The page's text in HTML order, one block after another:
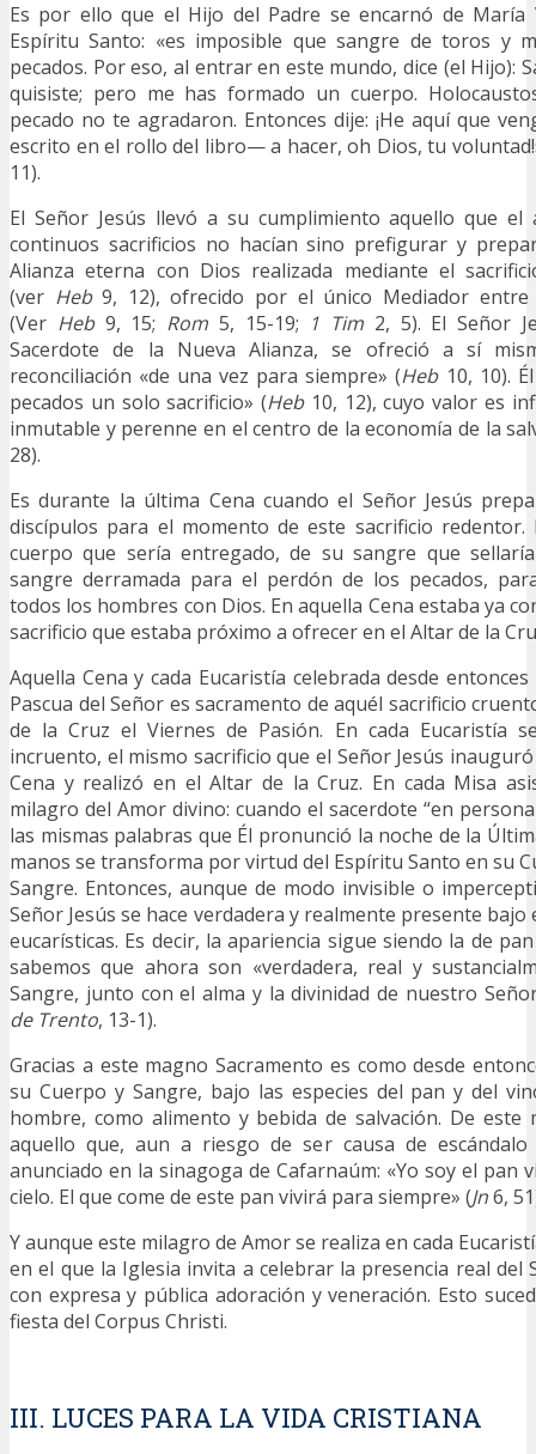
Es por ello que el Hijo del Padre se encarnó de
Espíritu Santo: «es imposible que sangre de toros y
pecados. Por eso, al entrar en este mundo, dice (el Hijo):
quisiste; pero me has formado un cuerpo.
pecado no te agradaron. Entonces dije: ¡He aquí que
escrito en el rollo del libro— a hacer, oh Dios, tu
11).
El Señor Jesús llevó a su cumplimiento aquello que el
continuos sacrificios no hacían sino prefigurar y
Alianza eterna con Dios realizada mediante el
(ver Heb9, 12), ofrecido por el único Mediador
(Ver Heb9, 15; Rom 5, 15-19; 1 Tim 2, 5). El Señor
Sacerdote de la Nueva Alianza, se ofreció a sí
reconciliación «de una vez para siempre» (Heb10, 10).
pecados un solo sacrificio» (Heb10, 12), cuyo valor es
inmutable y perenne en el centro de la economía de la
28).
Es durante la última Cena cuando el Señor Jesús
discípulos para el momento de este sacrificio
cuerpo que sería entregado, de su sangre que
sangre derramada para el perdón de los pecados,
todos los hombres con Dios. En aquella Cena estaba ya
sacrificio que estaba próximo a ofrecer en el Altar de la
Aquella Cena y cada Eucaristía celebrada desde
Pascua del Señor es sacramento de aquél sacrificio
de la Cruz el Viernes de Pasión. En cada Eucaristía
incruento, el mismo sacrificio que el Señor Jesús
Cena y realizó en el Altar de la Cruz. En cada Misa
milagro del Amor divino: cuando el sacerdote “en
las mismas palabras que Él pronunció la noche de la
manos se transforma por virtud del Espíritu Santo en su
Sangre. Entonces, aunque de modo invisible o
Señor Jesús se hace verdadera y realmente presente bajo
eucarísticas. Es decir, la apariencia sigue siendo la de
sabemos que ahora son «verdadera, real y
Sangre, junto con el alma y la divinidad de nuestro
de Trento, 13-1).
Gracias a este magno Sacramento es como desde
su Cuerpo y Sangre, bajo las especies del pan y del
hombre, como alimento y bebida de salvación. De este
aquello que, aun a riesgo de ser causa de
anunciado en la sinagoga de Cafarnaúm: «Yo soy el pan
cielo. El que come de este pan vivirá para siempre» (Jn6,
Y aunque este milagro de Amor se realiza en cada
en el que la Iglesia invita a celebrar la presencia real del
con expresa y pública adoración y veneración. Esto
fiesta del Corpus Christi.
III. LUCES PARA LA VIDA CRISTIANA